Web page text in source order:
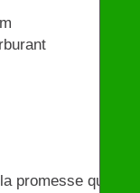
promesse qui